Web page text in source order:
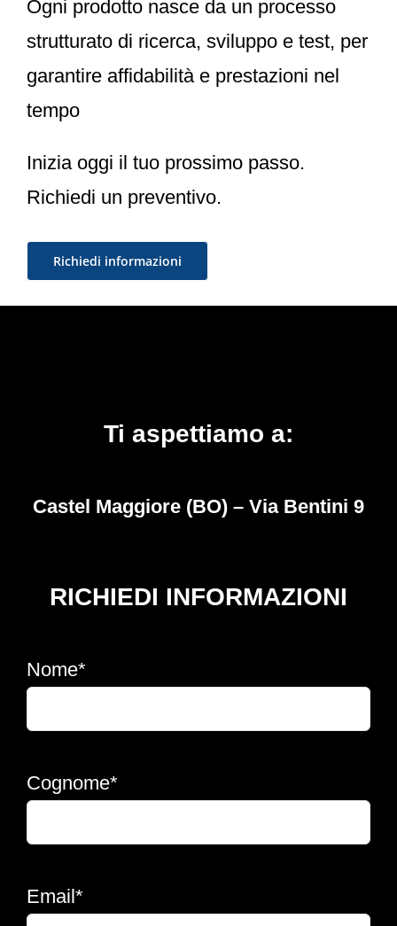
Ogni prodotto nasce da un processo
strutturato di ricerca, sviluppo e test, per
garantire affidabilità e prestazioni nel
tempo
Inizia oggi il tuo prossimo passo.
Richiedi un preventivo.
Richiedi informazioni
Ti aspettiamo a:
Castel Maggiore (BO) – Via Bentini 9
RICHIEDI INFORMAZIONI
Nome*
Cognome*
Email*